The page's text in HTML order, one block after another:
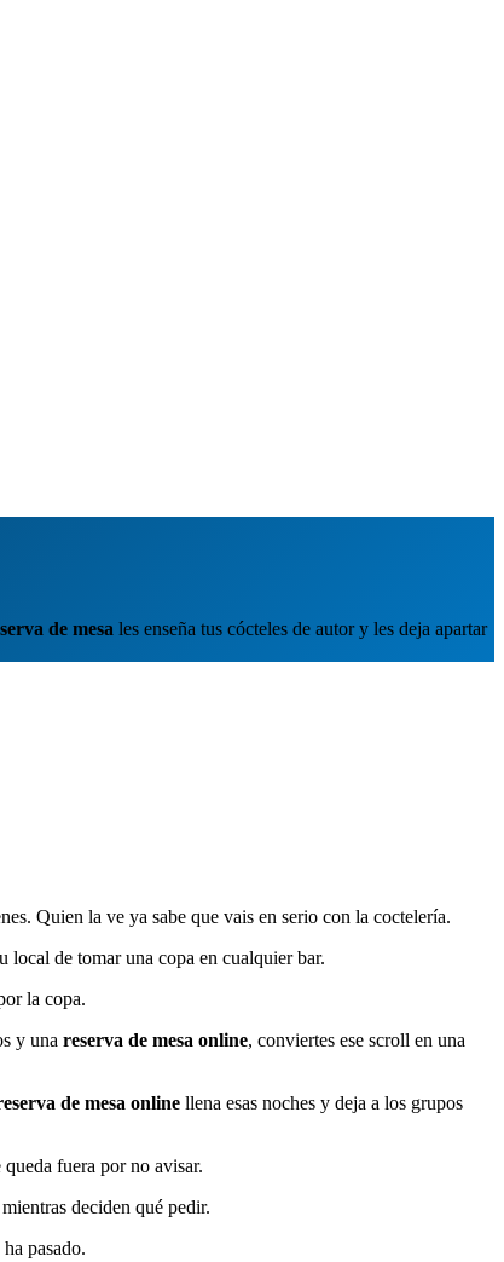
de mesa les enseña tus cócteles de autor y les deja apartar
Quien la ve ya sabe que vais en serio con la coctelería.
local de tomar una copa en cualquier bar.
la copa.
y una reserva de mesa online, conviertes ese scroll en una
de mesa online llena esas noches y deja a los grupos
fuera por no avisar.
deciden qué pedir.
pasado.